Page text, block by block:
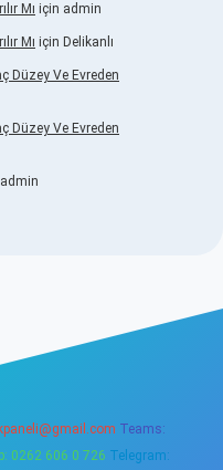
Mı için admin
Mı için Delikanlı
Düzey Ve Evreden
Düzey Ve Evreden
admin
Teams:
0262 606 0 726 Telegram: